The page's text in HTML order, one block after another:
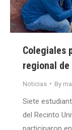
Colegiales
regional
Noticias By
Siete
del Recinto